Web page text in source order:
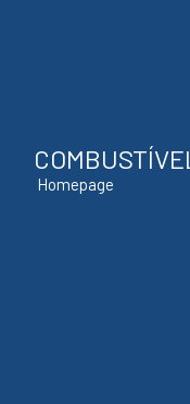
COMBUSTÍVEL
Homepage